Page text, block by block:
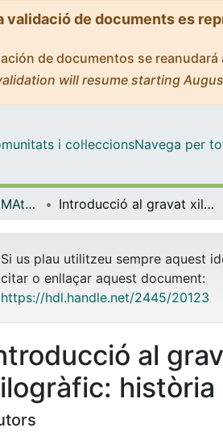
de documents es
de documentos se
will resume starting
i col·leccionsNavega per
OMADO (Objectes i MAterials DOcents) Introducció al gravat xilogràfic: història i tècnica
Si us plau utilitzeu sempre aquest
citar o enllaçar aquest document:
https://hdl.handle.net/2445/20123
al
història